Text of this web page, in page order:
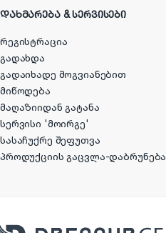
ᲓᲐᲮᲛᲐᲠᲔᲑᲐ & ᲡᲔᲠᲕᲘᲡᲔᲑᲘ
რეგისტრაცია
გადახდა
გადაიხადე მოგვიანებით
მიწოდება
მაღაზიიდან გატანა
სერვისი 'მოირგე'
სასაჩუქრე შეფუთვა
პროდუქციის გაცვლა-დაბრუნება